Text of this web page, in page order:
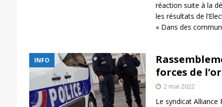
réaction suite à la
les résultats de
« Dans des
INFO
forces de
2 mai 2022
Le syndicat